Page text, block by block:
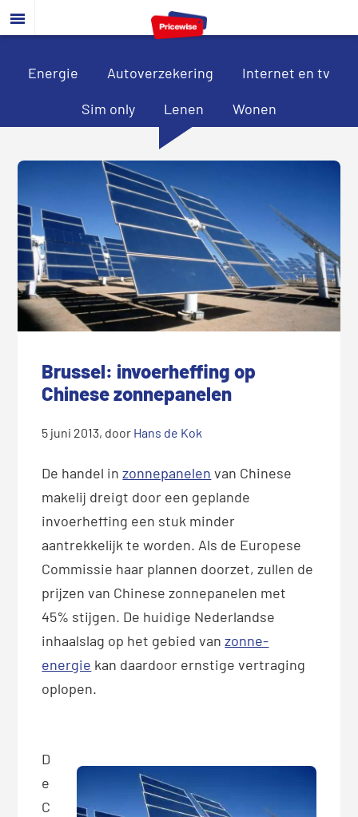
Door
naar
hoofd
Spring
naar
eerste
Spring
naar
voettekst
Energie Autoverzekering Internet en tv
Sim only Lenen Wonen
Brussel: invoerheffing op
Chinese zonnepanelen
5 juni 2013, door Hans de Kok
De handel inzonnepanelen van Chinese
makelij dreigt door een geplande
invoerheffing een stuk minder
aantrekkelijk te worden. Als de Europese
Commissie haar plannen doorzet, zullen de
prijzen van Chinese zonnepanelen met
45% stijgen. De huidige Nederlandse
inhaalslag op het gebied vanzonne-
energie kan daardoor ernstige vertraging
oplopen.
D
e
C